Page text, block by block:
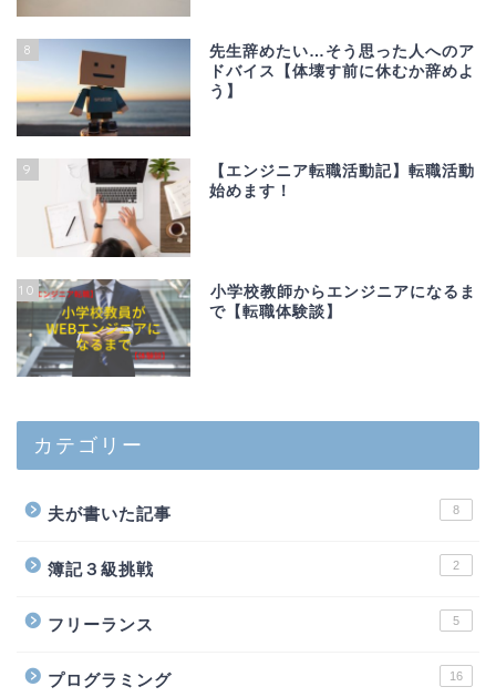
8
先生辞めたい…そう思った人へのア
ドバイス【体壊す前に休むか辞めよ
う】
9
【エンジニア転職活動記】転職活動
始めます！
10
小学校教師からエンジニアになるま
で【転職体験談】
カテゴリー
夫が書いた記事 8
簿記３級挑戦 2
フリーランス 5
プログラミング 16